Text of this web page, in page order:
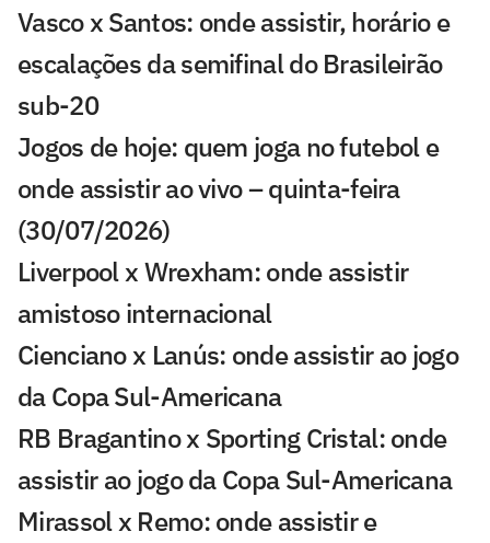
Vasco x Santos: onde assistir, horário e
escalações da semifinal do Brasileirão
sub-20
Jogos de hoje: quem joga no futebol e
onde assistir ao vivo – quinta-feira
(30/07/2026)
Liverpool x Wrexham: onde assistir
amistoso internacional
Cienciano x Lanús: onde assistir ao jogo
da Copa Sul-Americana
RB Bragantino x Sporting Cristal: onde
assistir ao jogo da Copa Sul-Americana
Mirassol x Remo: onde assistir e